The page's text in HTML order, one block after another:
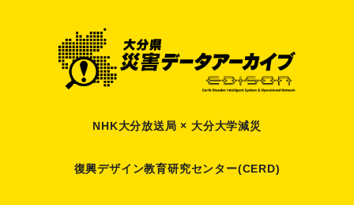
NHK大分放送局 × 大分大学減災
復興デザイン教育研究センター(CERD)